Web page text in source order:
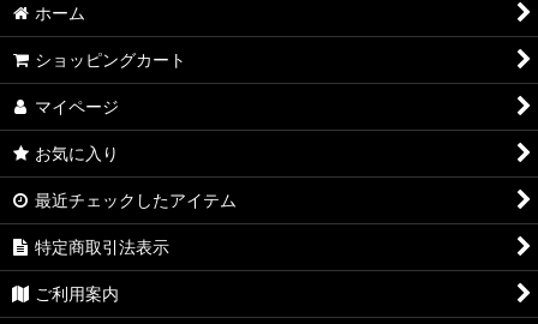
ホーム
ショッピングカート
マイページ
お気に入り
最近チェックしたアイテム
特定商取引法表示
ご利用案内